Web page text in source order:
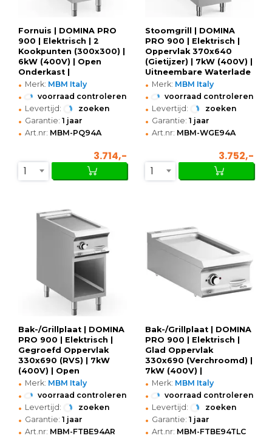
Fornuis | DOMINA PRO
900 | Elektrisch | 2
Kookpunten (300x300) |
6kW (400V) | Open
Onderkast |
400x900x850(h)mm
• Merk: MBM Italy
• voorraad controleren
• Levertijd: zoeken
• Garantie: 1 jaar
• Art.nr: MBM-PQ94A
3.714,-
1
Stoomgrill | DOMINA
PRO 900 | Elektrisch |
Oppervlak 370x640
(Gietijzer) | 7kW (400V) |
Uitneembare Waterlade
| 400x900x850(h)mm
• Merk: MBM Italy
• voorraad controleren
• Levertijd: zoeken
• Garantie: 1 jaar
• Art.nr: MBM-WGE94A
3.752,-
1
Bak-/Grillplaat | DOMINA
PRO 900 | Elektrisch |
Gegroefd Oppervlak
330x690 (RVS) | 7kW
(400V) | Open
Onderkast |
400x900x850(h)mm
• Merk: MBM Italy
• voorraad controleren
• Levertijd: zoeken
• Garantie: 1 jaar
• Art.nr: MBM-FTBE94AR
Bak-/Grillplaat | DOMINA
PRO 900 | Elektrisch |
Glad Oppervlak
330x690 (Verchroomd) |
7kW (400V) |
400x900x250(h)mm
• Merk: MBM Italy
• voorraad controleren
• Levertijd: zoeken
• Garantie: 1 jaar
• Art.nr: MBM-FTBE94TLC